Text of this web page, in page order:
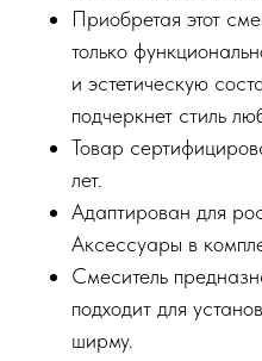
Приобретая этот
только
и эстетическую
подчеркнет стиль
Товар
лет.
Адаптирован для
Аксессуары в
Смеситель
подходит для
ширму.